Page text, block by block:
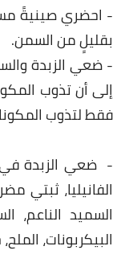
بقليلٍ من السمن.
- ضعي الزبدة
إلى أن تذوب
فقط لتذوب
- ضعي الزبدة في
الفانيليا، ثبتي
السميد الناعم،
البيكربونات،